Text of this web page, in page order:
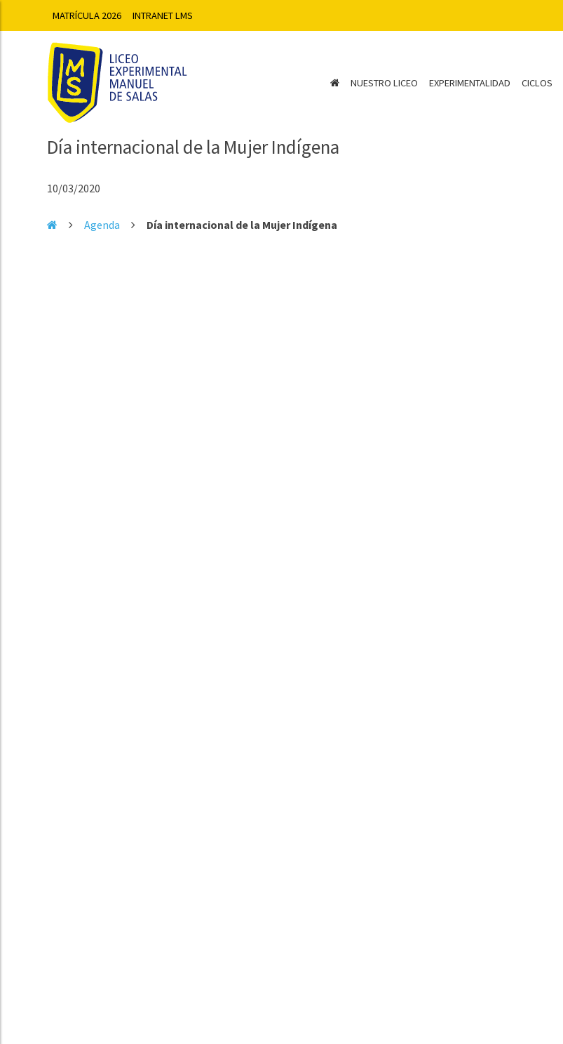
MATRÍCULA 2026 INTRANET LMS
NUESTRO LICEO EXPERIMENTALIDAD CICLOS
Día internacional de la Mujer Indígena
10/03/2020
Agenda Día internacional de la Mujer Indígena